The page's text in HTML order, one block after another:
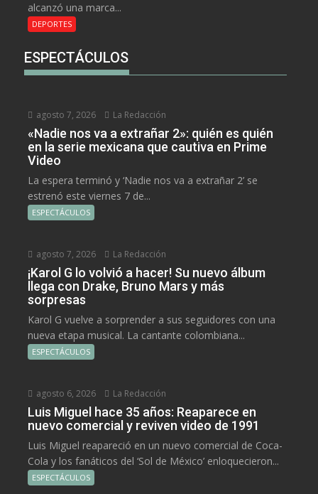
alcanzó una marca...
DEPORTES
ESPECTÁCULOS
agosto 7, 2026 La Redacción
«Nadie nos va a extrañar 2»: quién es quién
en la serie mexicana que cautiva en Prime
Video
La espera terminó y ‘Nadie nos va a extrañar 2’ se
estrenó este viernes 7 de...
ESPECTÁCULOS
agosto 7, 2026 La Redacción
¡Karol G lo volvió a hacer! Su nuevo álbum
llega con Drake, Bruno Mars y más
sorpresas
Karol G vuelve a sorprender a sus seguidores con una
nueva etapa musical. La cantante colombiana...
ESPECTÁCULOS
agosto 6, 2026 La Redacción
Luis Miguel hace 35 años: Reaparece en
nuevo comercial y reviven video de 1991
Luis Miguel reapareció en un nuevo comercial de Coca-
Cola y los fanáticos del ‘Sol de México’ enloquecieron...
ESPECTÁCULOS